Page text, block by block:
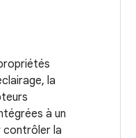
la
à un
contrôler la